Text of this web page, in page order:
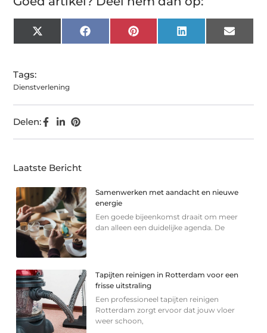
X
(Twitter)
FacebookPinterest LinkedIn Email
Tags:
Dienstverlening
Delen:
Laatste Bericht
Samenwerken met aandacht en nieuwe
energie
Een goede bijeenkomst draait om meer
dan alleen een duidelijke agenda. De
Tapijten reinigen in Rotterdam voor een
frisse uitstraling
Een professioneel tapijten reinigen
Rotterdam zorgt ervoor dat jouw vloer
weer schoon,